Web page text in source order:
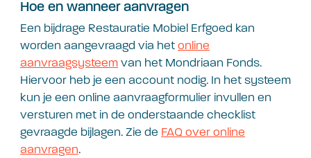
Hoe en wanneer aanvragen
Een bijdrage Restauratie Mobiel Erfgoed kan
worden aangevraagd via het online
aanvraagsysteem van het Mondriaan Fonds.
Hiervoor heb je een account nodig. In het systeem
kun je een online aanvraagformulier invullen en
versturen met in de onderstaande checklist
gevraagde bijlagen. Zie de FAQ over online
aanvragen.